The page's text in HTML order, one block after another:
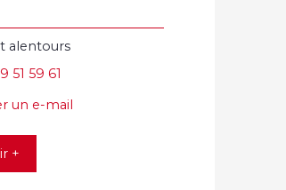
alentours
51 59 61
un e-mail
+